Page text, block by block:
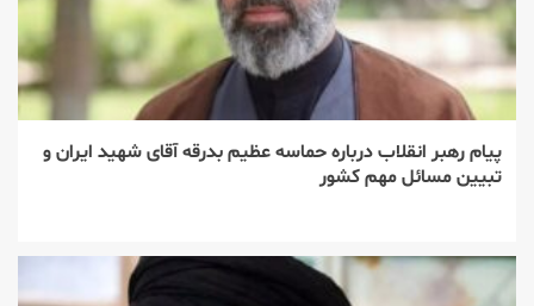
پیام رهبر انقلاب درباره حماسه عظیم بدرقه آقای شهید ایران و
تبیین مسائل مهم کشور